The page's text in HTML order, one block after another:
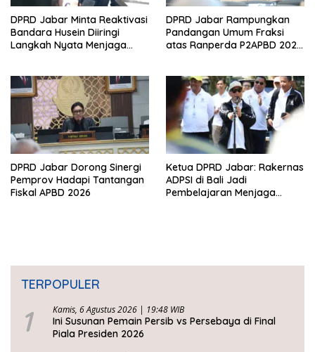
DPRD Jabar Minta Reaktivasi
Bandara Husein Diiringi
Langkah Nyata Menjaga
DPRD Jabar Rampungkan
Pandangan Umum Fraksi
atas Ranperda P2APBD 2025,
DPRD Jabar Dorong Sinergi
Pemprov Hadapi Tantangan
Fiskal APBD 2026
Ketua DPRD Jabar: Rakernas
ADPSI di Bali Jadi
Pembelajaran Menjaga
TERPOPULER
1 Kamis, 6 Agustus 2026 | 19:48 WIB
Ini Susunan Pemain Persib vs Persebaya di Final
Piala Presiden 2026